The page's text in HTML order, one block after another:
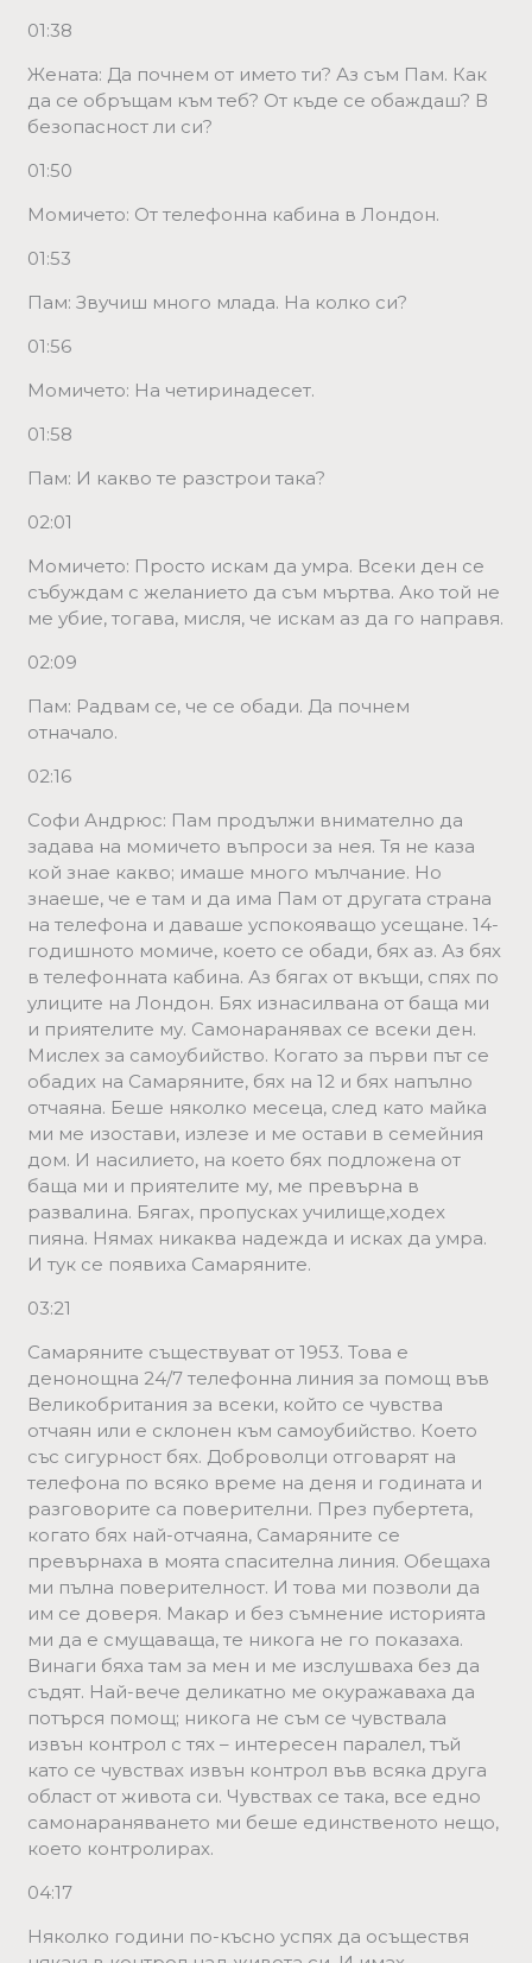
01:38
Жената: Да почнем от името ти? Аз съм Пам. Как
да се обръщам към теб? От къде се обаждаш? В
безопасност ли си?
01:50
Момичето: От телефонна кабина в Лондон.
01:53
Пам: Звучиш много млада. На колко си?
01:56
Момичето: На четиринадесет.
01:58
Пам: И какво те разстрои така?
02:01
Момичето: Просто искам да умра. Всеки ден се
събуждам с желанието да съм мъртва. Ако той не
ме убие, тогава, мисля, че искам аз да го направя.
02:09
Пам: Радвам се, че се обади. Да почнем
отначало.
02:16
Софи Андрюс: Пам продължи внимателно да
задава на момичето въпроси за нея. Тя не каза
кой знае какво; имаше много мълчание. Но
знаеше, че е там и да има Пам от другата страна
на телефона и даваше успокояващо усещане. 14-
годишното момиче, което се обади, бях аз. Аз бях
в телефонната кабина. Аз бягах от вкъщи, спях по
улиците на Лондон. Бях изнасилвана от баща ми
и приятелите му. Самонаранявах се всеки ден.
Мислех за самоубийство. Когато за първи път се
обадих на Самаряните, бях на 12 и бях напълно
отчаяна. Беше няколко месеца, след като майка
ми ме изостави, излезе и ме остави в семейния
дом. И насилието, на което бях подложена от
баща ми и приятелите му, ме превърна в
развалина. Бягах, пропусках училище,ходех
пияна. Нямах никаква надежда и исках да умра.
И тук се появиха Самаряните.
03:21
Самаряните съществуват от 1953. Това е
денонощна 24/7 телефонна линия за помощ във
Великобритания за всеки, който се чувства
отчаян или е склонен към самоубийство. Което
със сигурност бях. Доброволци отговарят на
телефона по всяко време на деня и годината и
разговорите са поверителни. През пубертета,
когато бях най-отчаяна, Самаряните се
превърнаха в моята спасителна линия. Обещаха
ми пълна поверителност. И това ми позволи да
им се доверя. Макар и без съмнение историята
ми да е смущаваща, те никога не го показаха.
Винаги бяха там за мен и ме изслушваха без да
съдят. Най-вече деликатно ме окуражаваха да
потърся помощ; никога не съм се чувствала
извън контрол с тях – интересен паралел, тъй
като се чувствах извън контрол във всяка друга
област от живота си. Чувствах се така, все едно
самонараняването ми беше единственото нещо,
което контролирах.
04:17
Няколко години по-късно успях да осъществя